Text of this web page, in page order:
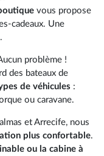
vous propose
cadeaux. Une
problème !
des bateaux de
de véhicules :
ou caravane.
et Arrecife, nous
plus confortable.
ou la cabine à